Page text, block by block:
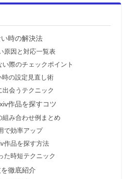
時の解決法
原因と対応一覧表
際のチェックポイント
時の設定見直し術
会うテクニック
作品を探すコツ
み合わせ例まとめ
で効率アップ
作品を探す方法
た時短テクニック
徹底紹介